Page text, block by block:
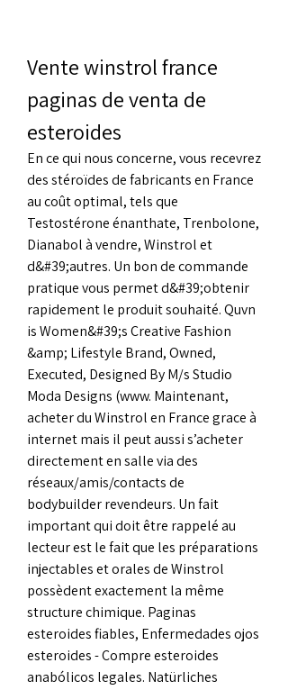
Vente winstrol france
paginas de venta de
esteroides
En ce qui nous concerne, vous recevrez
des stéroïdes de fabricants en France
au coût optimal, tels que
Testostérone énanthate, Trenbolone,
Dianabol à vendre, Winstrol et
d&#39;autres. Un bon de commande
pratique vous permet d&#39;obtenir
rapidement le produit souhaité. Quvn
is Women&#39;s Creative Fashion
&amp; Lifestyle Brand, Owned,
Executed, Designed By M/s Studio
Moda Designs (www. Maintenant,
acheter du Winstrol en France grace à
internet mais il peut aussi s’acheter
directement en salle via des
réseaux/amis/contacts de
bodybuilder revendeurs. Un fait
important qui doit être rappelé au
lecteur est le fait que les préparations
injectables et orales de Winstrol
possèdent exactement la même
structure chimique. Paginas
esteroides fiables, Enfermedades ojos
esteroides - Compre esteroides
anabólicos legales. Natürliches